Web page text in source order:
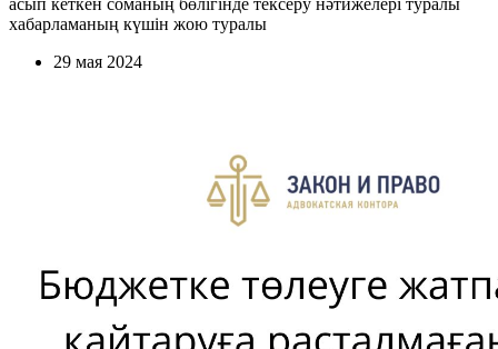
асып кеткен соманың бөлігінде тексеру нәтижелері туралы
хабарламаның күшін жою туралы
29 мая 2024